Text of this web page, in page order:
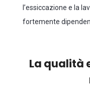
l’essiccazione e la
fortemente
La qualità